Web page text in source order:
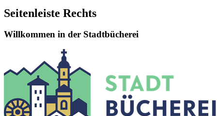
Seitenleiste Rechts
Willkommen in der Stadtbücherei